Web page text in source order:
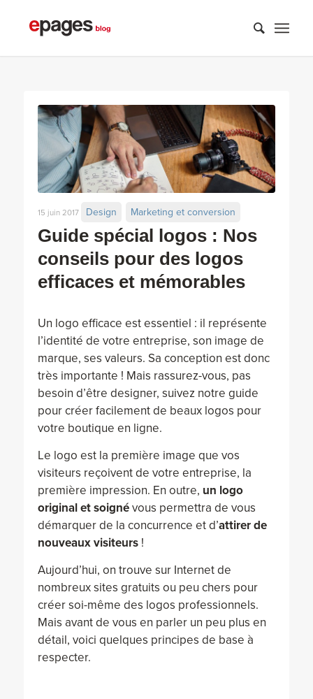
Guide spécial logos : Nos
conseils pour des logos
efficaces et mémorables
15 juin 2017 Design Marketing et conversion
Un logo efficace est essentiel : il représente
l’identité de votre entreprise, son image de
marque, ses valeurs. Sa conception est donc
très importante ! Mais rassurez-vous, pas
besoin d’être designer, suivez notre guide
pour créer facilement de beaux logos pour
votre boutique en ligne.
Le logo est la première image que vos
visiteurs reçoivent de votre entreprise, la
première impression. En outre, un logo
original et soignévous permettra de vous
démarquer de la concurrence et d’attirer de
nouveaux visiteurs!
Aujourd’hui, on trouve sur Internet de
nombreux sites gratuits ou peu chers pour
créer soi-même des logos professionnels.
Mais avant de vous en parler un peu plus en
détail, voici quelques principes de base à
respecter.